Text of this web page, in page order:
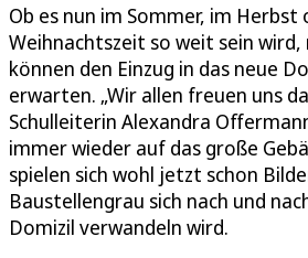
Ob es nun im Sommer, im Herbst
Weihnachtszeit so weit sein
können den Einzug in das neue
erwarten. „Wir allen freuen uns
Schulleiterin Alexandra
immer wieder auf das große
spielen sich wohl jetzt schon
Baustellengrau sich nach und
Domizil verwandeln wird.